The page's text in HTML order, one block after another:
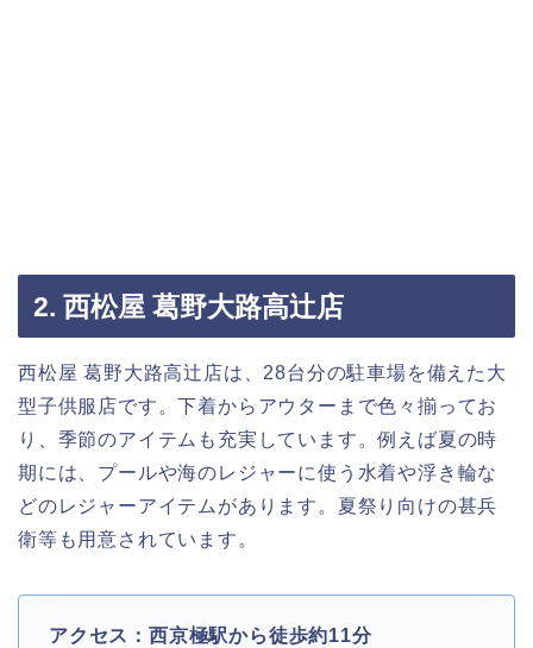
2. 西松屋 葛野大路高辻店
西松屋 葛野大路高辻店は、28台分の駐車場を備えた大
型子供服店です。下着からアウターまで色々揃ってお
り、季節のアイテムも充実しています。例えば夏の時
期には、プールや海のレジャーに使う水着や浮き輪な
どのレジャーアイテムがあります。夏祭り向けの甚兵
衛等も用意されています。
アクセス：西京極駅から徒歩約11分